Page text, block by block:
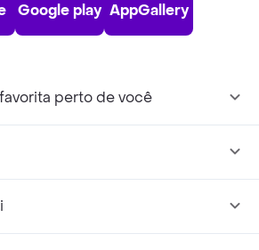
Google play AppGallery
perto de você